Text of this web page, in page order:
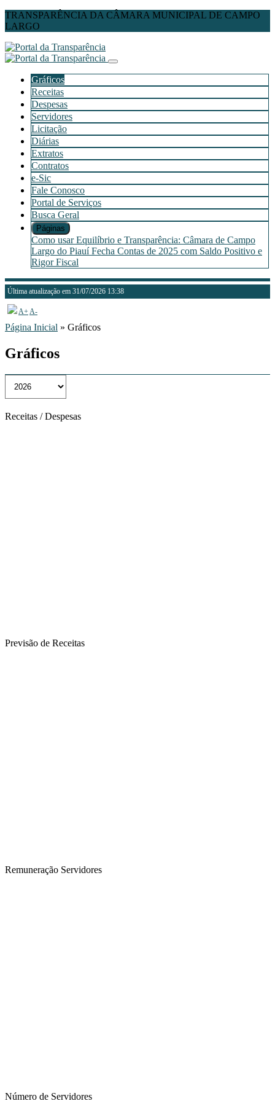
TRANSPARÊNCIA DA CÂMARA MUNICIPAL DE CAMPO
LARGO
Gráficos
Receitas
Despesas
Servidores
Licitação
Diárias
Extratos
Contratos
e-Sic
Fale Conosco
Portal de Serviços
Busca Geral
Páginas
Como usarEquilíbrio e Transparência: Câmara de Campo
Largo do Piauí Fecha Contas de 2025 com Saldo Positivo e
Rigor Fiscal
Última atualização em 31/07/2026 13:38
A+A-
Página Inicial » Gráficos
Gráficos
Receitas / Despesas
Previsão de Receitas
Remuneração Servidores
Número de Servidores